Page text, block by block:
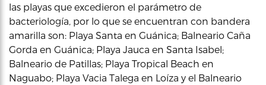
las playas que excedieron el parámetro de
bacteriología, por lo que se encuentran con bandera
amarilla son: Playa Santa en Guánica; Balneario Caña
Gorda en Guánica; Playa Jauca en Santa Isabel;
Balneario de Patillas; Playa Tropical Beach en
Naguabo; Playa Vacia Talega en Loíza y el Balneario